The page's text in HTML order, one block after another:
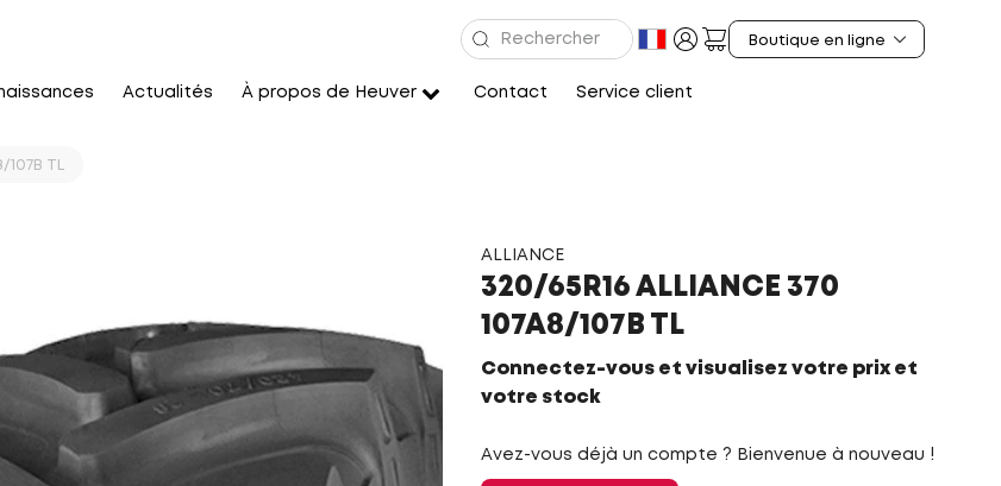
Actualités À propos de Heuver Contact Service client
TL
ALLIANCE
320/65R16 ALLIANCE 370
107A8/107B TL
Connectez-vous et visualisez votre prix et
votre stock
Avez-vous déjà un compte ? Bienvenue à nouveau !